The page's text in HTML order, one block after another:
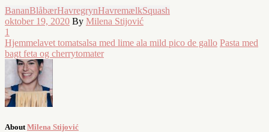
BananBlåbærHavregrynHavremælkSquash
oktober 19, 2020 By Milena Stijović
1
Hjemmelavet tomatsalsa med lime ala mild pico de gallo Pasta med
bagt feta og cherrytomater
About Milena Stijović